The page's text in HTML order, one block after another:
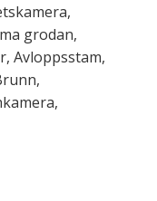
grodan,
Avloppsstam,